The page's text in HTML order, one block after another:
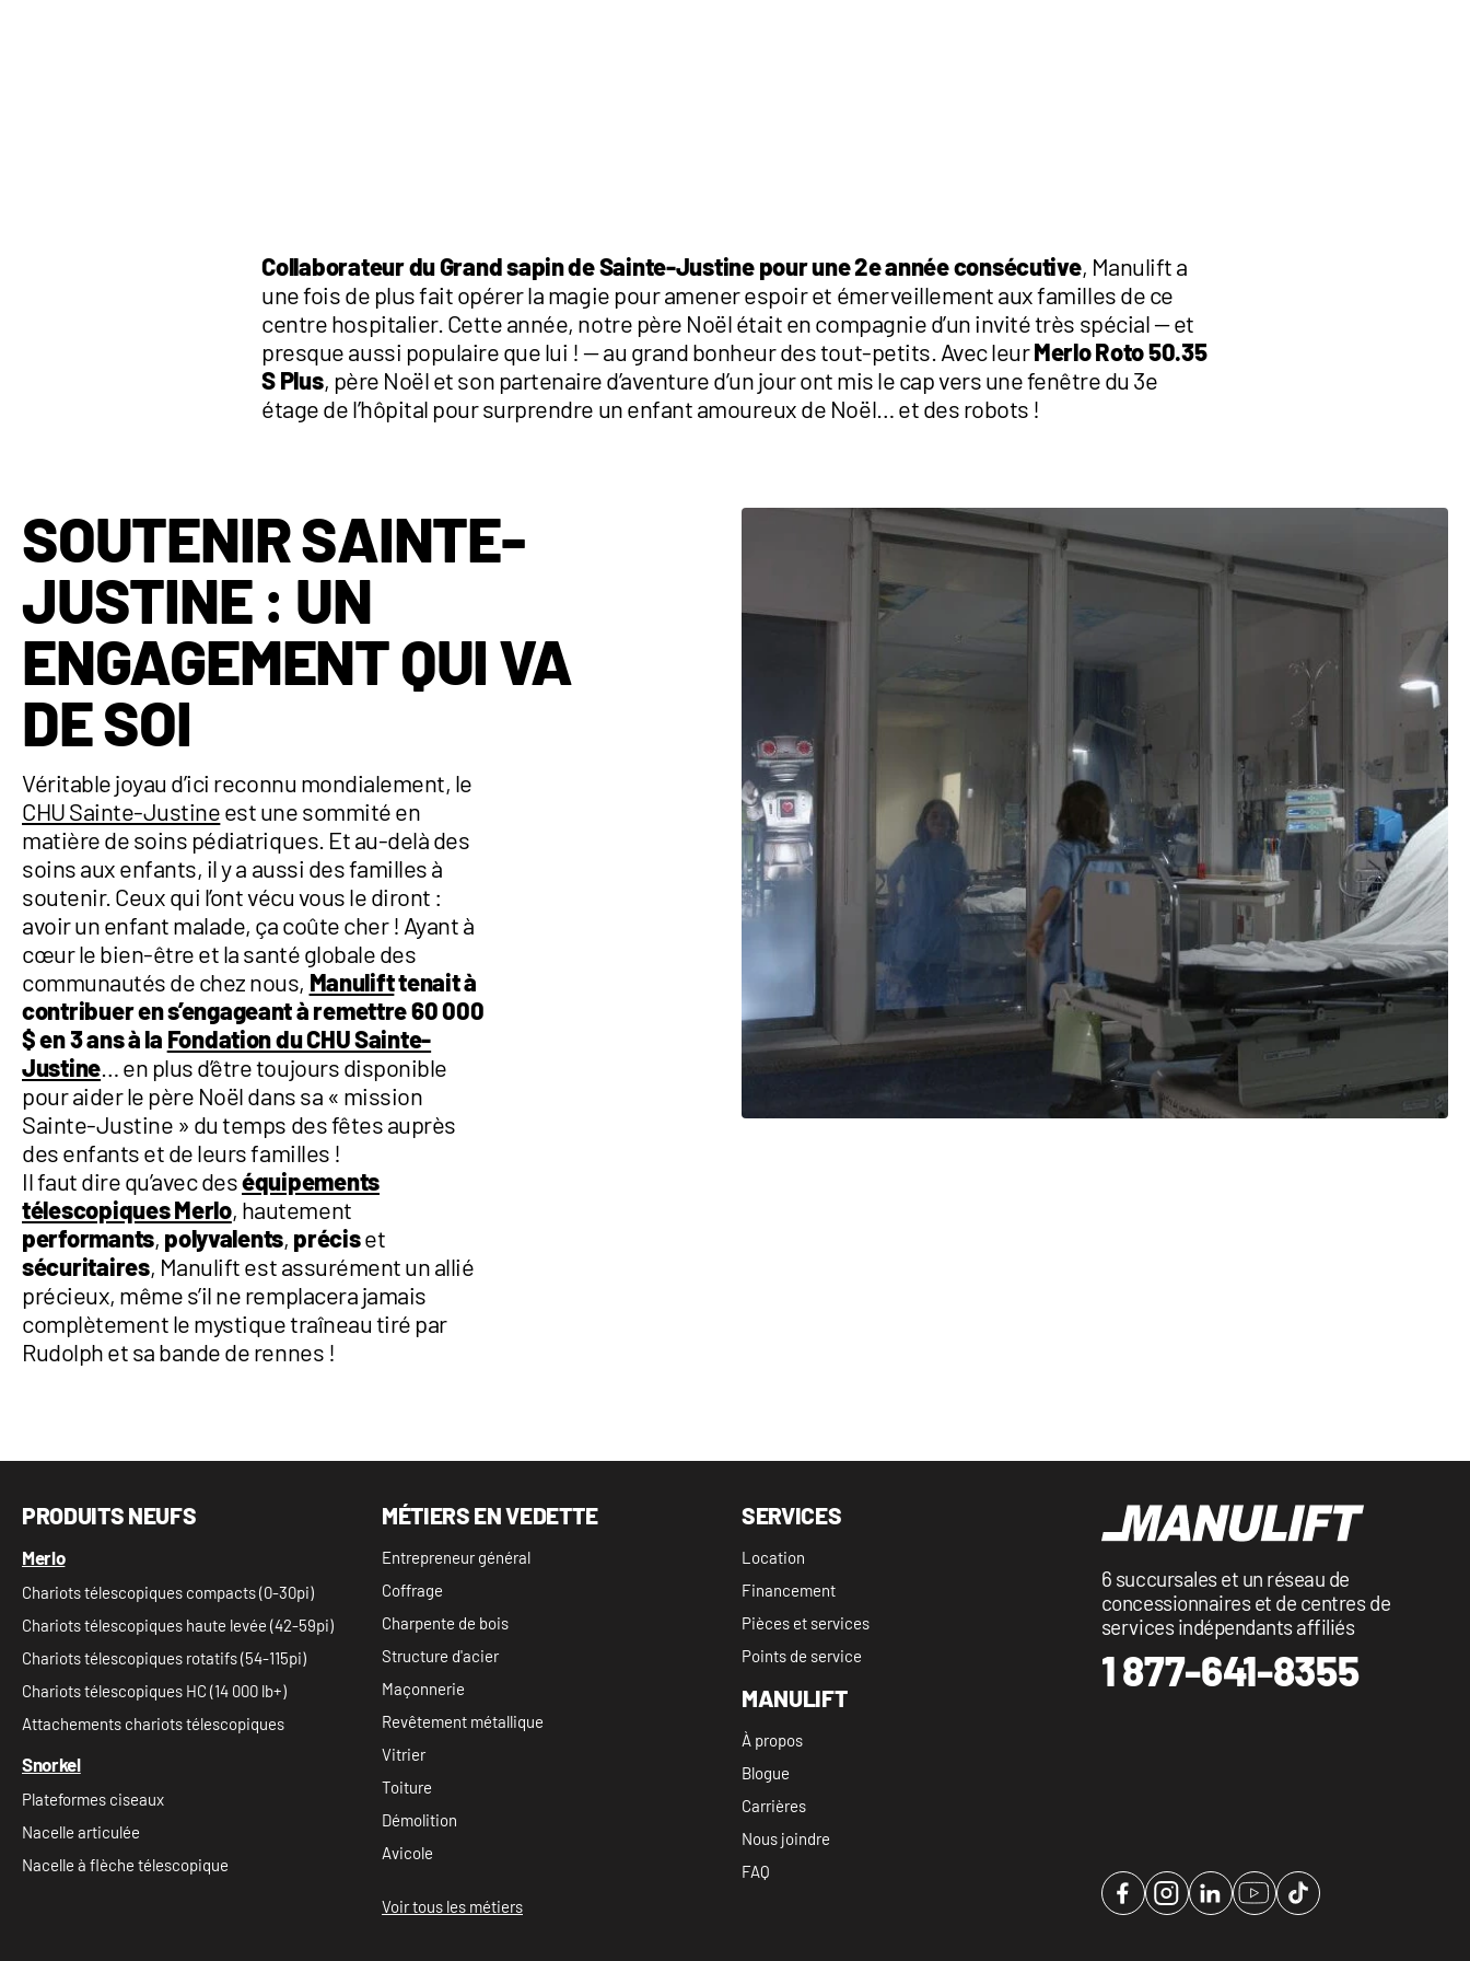
Collaborateur du Grand sapin de Sainte-Justine pour une 2e année consécutive, Manulift a
une fois de plus fait opérer la magie pour amener espoir et émerveillement aux familles de ce
centre hospitalier. Cette année, notre père Noël était en compagnie d’un invité très spécial — et
presque aussi populaire que lui ! — au grand bonheur des tout-petits. Avec leurMerlo Roto 50.35
S Plus, père Noël et son partenaire d’aventure d’un jour ont mis le cap vers une fenêtre du 3e
étage de l’hôpital pour surprendre un enfant amoureux de Noël… et des robots !
SOUTENIR SAINTE-
JUSTINE : UN
ENGAGEMENT QUI VA
DE SOI
Véritable joyau d’ici reconnu mondialement, le
CHU Sainte-Justineest une sommité en
matière de soins pédiatriques. Et au-delà des
soins aux enfants, il y a aussi des familles à
soutenir. Ceux qui l’ont vécu vous le diront :
avoir un enfant malade, ça coûte cher ! Ayant à
cœur le bien-être et la santé globale des
communautés de chez nous, Manulifttenait à
contribuer en s’engageant à remettre 60 000
$ en 3 ans à la Fondation du CHU Sainte-
Justine … en plus d’être toujours disponible
pour aider le père Noël dans sa « mission
Sainte-Justine » du temps des fêtes auprès
des enfants et de leurs familles !
Il faut dire qu’avec deséquipements
télescopiques Merlo, hautement
performants, polyvalents, préciset
sécuritaires, Manulift est assurément un allié
précieux, même s’il ne remplacera jamais
complètement le mystique traîneau tiré par
Rudolph et sa bande de rennes !
PRODUITS NEUFS
Merlo
Chariots télescopiques compacts (0-30pi)
Chariots télescopiques haute levée (42-59pi)
Chariots télescopiques rotatifs (54-115pi)
Chariots télescopiques HC (14 000 lb+)
Attachements chariots télescopiques
Snorkel
Plateformes ciseaux
Nacelle articulée
Nacelle à flèche télescopique
MÉTIERS EN VEDETTE
Entrepreneur général
Coffrage
Charpente de bois
Structure d'acier
Maçonnerie
Revêtement métallique
Vitrier
Toiture
Démolition
Avicole
Voir tous les métiers
SERVICES
Location
Financement
Pièces et services
Points de service
MANULIFT
À propos
Blogue
Carrières
Nous joindre
FAQ
6 succursales et un réseau de
concessionnaires et de centres de
services indépendants affiliés
1 877-641-8355
FacebookInstagramLinkedInYouTubeTikTok